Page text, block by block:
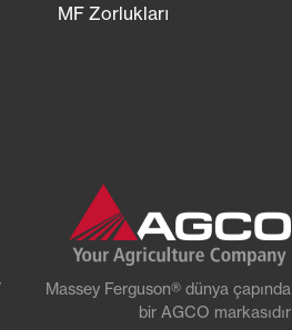
MF Zorlukları
Massey Ferguson® dünya çapında
bir AGCO markasıdır